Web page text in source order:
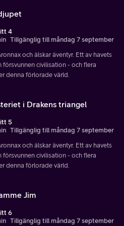
4
Tillgänglig till måndag 7 september
och älskar äventyr. Ett av havets
försvunnen civilisation - och flera
denna förlorade värld.
i Drakens triangel
5
Tillgänglig till måndag 7 september
och älskar äventyr. Ett av havets
försvunnen civilisation - och flera
denna förlorade värld.
Jim
6
Tillgänglig till måndag 7 september